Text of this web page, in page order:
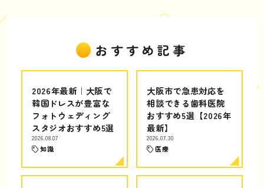
おすすめ記事
2026年最新｜大阪で
韓国ドレスが豊富な
フォトウェディング
スタジオおすすめ5選
2026.08.07
知識
大阪市で急患対応を
相談できる歯科医院
おすすめ5選【2026年
最新】
2026.07.30
医療